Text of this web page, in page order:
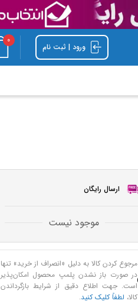
ورود | ثبت نام
0
ارسال رایگان
موجود نیست
مرجوع کردن کالا به دلیل «انصراف از خرید» تنها
در صورت باز نشدن پلمپ محصول امکان‌پذیر
است. جهت اطلاع دقیق از شرایط بازگرداندن
کالا، لطفاً کلیک کنید.